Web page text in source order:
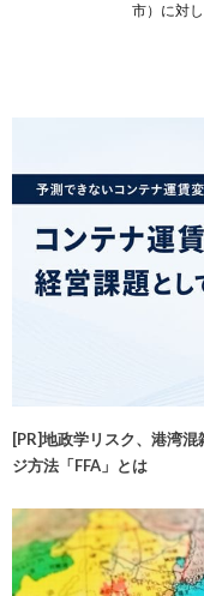
市）に対
[PR]地政学リスク、港湾
ジ方法「FFA」とは